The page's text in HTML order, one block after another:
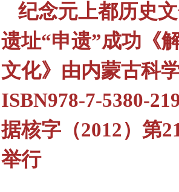
纪念元上都历史
遗址“申遗”成功《
文化》由内蒙古科
ISBN978-7-5380-
据核字（2012）第
举行